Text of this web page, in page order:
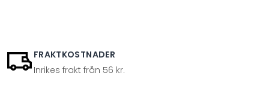
FRAKTKOSTNADER
Inrikes frakt från 56 kr.